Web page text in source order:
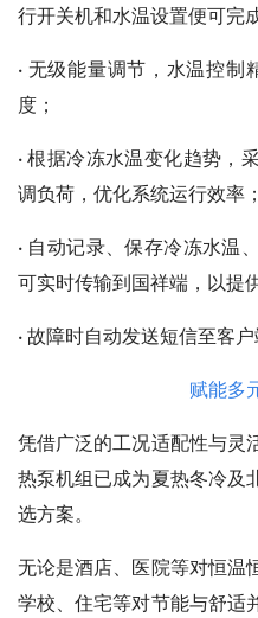
行开关机和水温设置便可完
· 无级能量调节，水温控
度；
·根据冷冻水温变化趋势，
调负荷，优化系统运行效率；
· 自动记录、保存冷冻水温
可实时传输到国祥端，以提
·故障时自动发送短信至客户
赋能多
凭借广泛的工况适配性与灵
热泵机组已成为夏热冬冷及
选方案。
无论是酒店、医院等对恒温
学校、住宅等对节能与舒适